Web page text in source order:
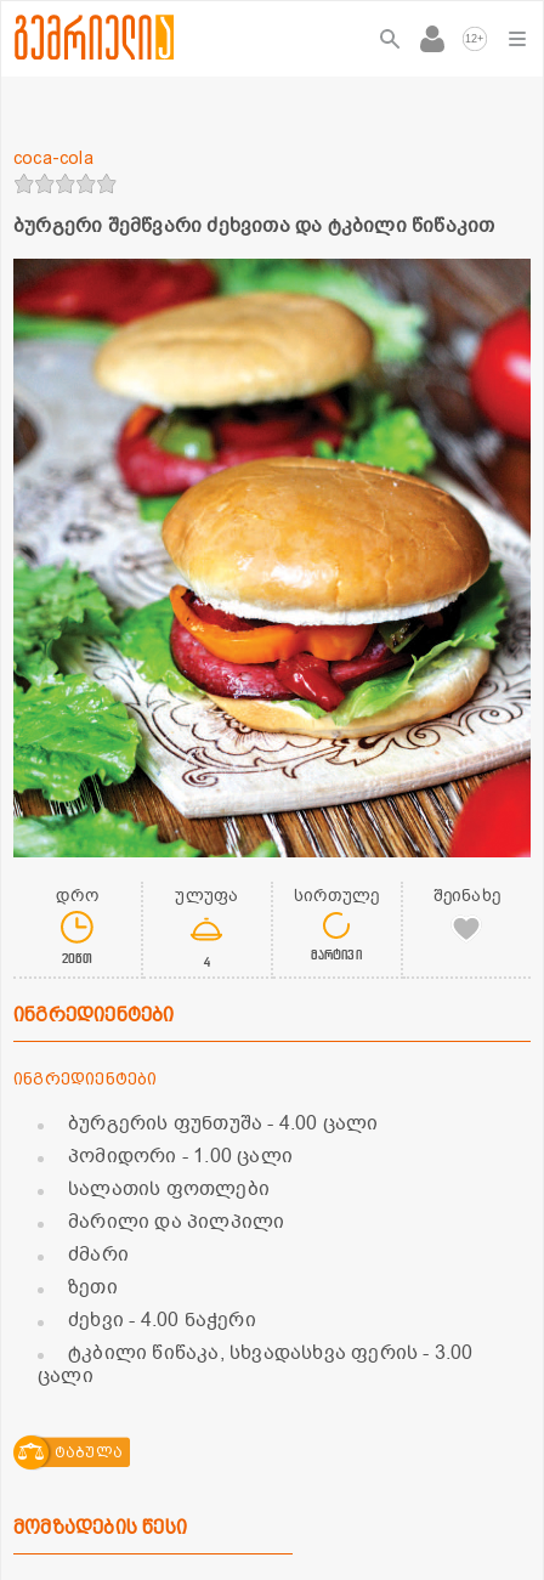
12+
ბურგერი შემწვარი ძეხვითა და ტკბილი წიწაკით
coca-cola
დრო
20წთ
ულუფა
4
სირთულე
მარტივი
შეინახე
ინგრედიენტები
ინგრედიენტები
ბურგერის ფუნთუშა- 4.00 ცალი
პომიდორი - 1.00 ცალი
სალათის ფოთლები
მარილი და პილპილი
ძმარი
ზეთი
ძეხვი- 4.00 ნაჭერი
ტკბილი წიწაკა, სხვადასხვა ფერის- 3.00
ცალი
ტაბულა
მომზადების წესი